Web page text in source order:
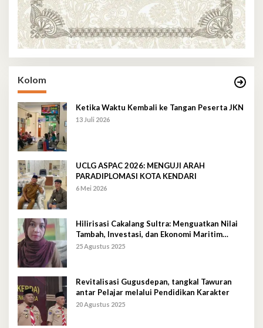
Kolom
Ketika Waktu Kembali ke Tangan Peserta JKN
13 Juli 2026
UCLG ASPAC 2026: MENGUJI ARAH
PARADIPLOMASI KOTA KENDARI
6 Mei 2026
Hilirisasi Cakalang Sultra: Menguatkan Nilai
Tambah, Investasi, dan Ekonomi Maritim
Berkelanjutan
25 Agustus 2025
Revitalisasi Gugusdepan, tangkal Tawuran
antar Pelajar melalui Pendidikan Karakter
20 Agustus 2025